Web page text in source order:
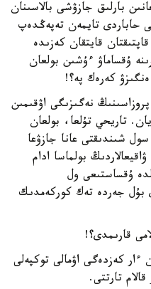
بارلىق جازۋشى بالاسىنان
حاباردى تايمەن تەپەڭدەپ
قايتقان كەزىدە
ۇقساماۋ ءۇشىن بولعان
ەنگىزۋ كەرەك پە؟!
نەگىزىگى اۋقىمىن
تاريحي تۇلعا، بولعان
سول شىندىقتى عانا جازۋعا
بولماسا ادام
ۇقساستىعى ول
بۇل جەردە تەك كوركەمدىك
قارىمدى؟!
ءار كەزدەگى اۋمالى توكپەلى
تارتتى.